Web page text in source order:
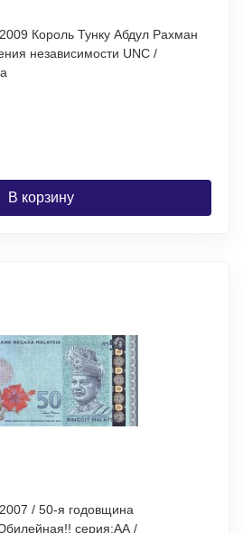
Рахман
независимости UNC /
В корзину
/ 50-я годовщина